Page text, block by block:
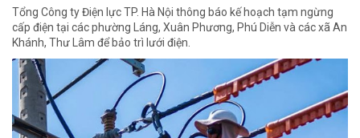
Tổng Công ty Điện lực TP. Hà Nội thông báo kế hoạch tạm ngừng
cấp điện tại các phường Láng, Xuân Phương, Phú Diễn và các xã An
Khánh, Thư Lâm để bảo trì lưới điện.